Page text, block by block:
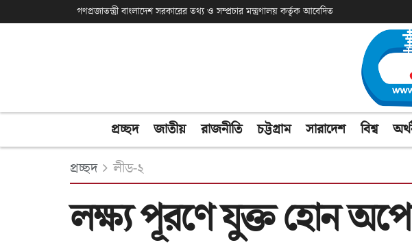
গণপ্রজাতন্ত্রী বাংলাদেশ সরকারের তথ্য ও সম্প্রচার মন্ত্রণালয় কর্তৃক আবেদিত
প্রচ্ছদ জাতীয় রাজনীতি চট্টগ্রাম সারাদেশ বিশ্ব
প্রচ্ছদ লীড-২
লক্ষ্য পূরণে যুক্ত হোন অপো